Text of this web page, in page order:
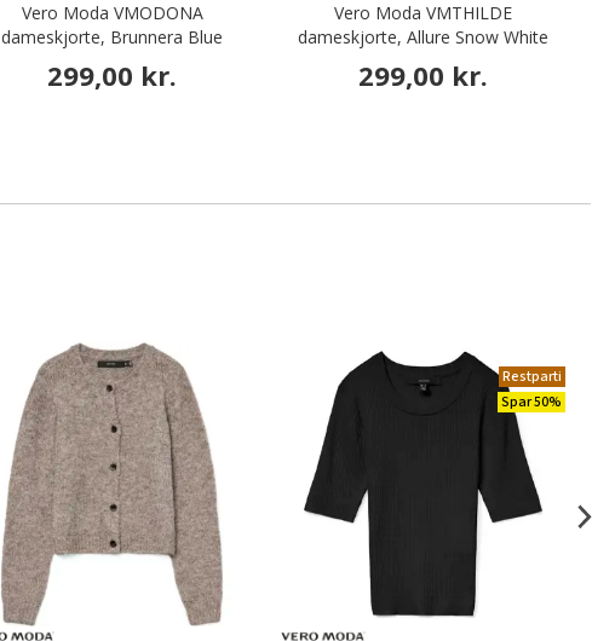
Vero Moda VMODONA
dameskjorte, Brunnera Blue
299,00 kr.
Vero Moda VMTHILDE
dameskjorte, Allure Snow White
299,00 kr.
Restparti
Spar 50%